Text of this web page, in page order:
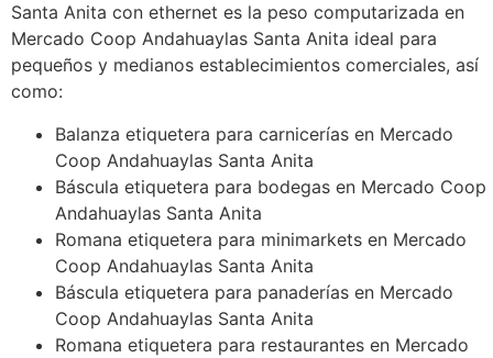
Santa Anita con ethernet es la peso computarizada en
Mercado Coop Andahuaylas Santa Anita ideal para
pequeños y medianos establecimientos comerciales, así
como:
Balanza etiquetera para carnicerías en Mercado
Coop Andahuaylas Santa Anita
Báscula etiquetera para bodegas en Mercado Coop
Andahuaylas Santa Anita
Romana etiquetera para minimarkets en Mercado
Coop Andahuaylas Santa Anita
Báscula etiquetera para panaderías en Mercado
Coop Andahuaylas Santa Anita
Romana etiquetera para restaurantes en Mercado